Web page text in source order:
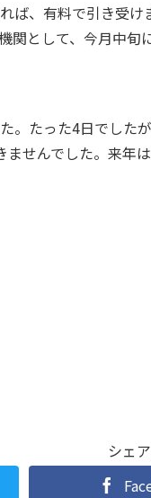
ば、有料で引き受け
として、今月中旬
。たった4日でした
せんでした。来年
シェ